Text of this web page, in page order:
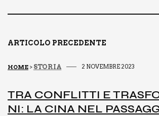
b
o
k
Li
k
vi
ARTICOLO PRECEDENTE
HOME > STORIA 2 NOVEMBRE 2023
TRA CON­FLIT­TI E
NI: LA CINA NEL